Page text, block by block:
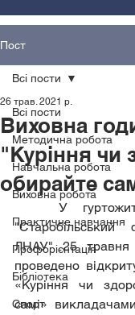
Пост
Всі пости
Методична робота
Навчальна робота
Виховна робота
Практичне навчання
Профорієнтація
Бібліотека
Спорт
Всі пости
Виховна
"Куріння чи
обирайте
26 трав. 2021 р.
	У гуртожитку №3 ВСП
ЛНАУ" 25 травня
проведено
«Куріння чи
самі»